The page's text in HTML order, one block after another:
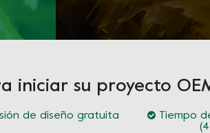
iniciar su proyecto
de diseño gratuita
Tiempo